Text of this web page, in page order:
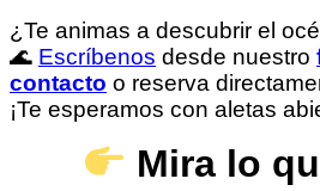
¿Te animas a descubrir el
🌊 Escríbenos desde nuestro
contacto o reserva
¡Te esperamos con aletas
Mira lo